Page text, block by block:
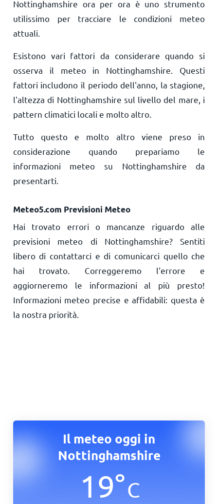
Nottinghamshire ora per ora è uno strumento
utilissimo per tracciare le condizioni meteo
attuali.
Esistono vari fattori da considerare quando si
osserva il meteo in Nottinghamshire. Questi
fattori includono il periodo dell'anno, la stagione,
l'altezza di Nottinghamshire sul livello del mare, i
pattern climatici locali e molto altro.
Tutto questo e molto altro viene preso in
considerazione quando prepariamo le
informazioni meteo su Nottinghamshire da
presentarti.
Meteo5.com Previsioni Meteo
Hai trovato errori o mancanze riguardo alle
previsioni meteo di Nottinghamshire? Sentiti
libero di contattarci e di comunicarci quello che
hai trovato. Correggeremo l'errore e
aggiorneremo le informazioni al più presto!
Informazioni meteo precise e affidabili: questa è
la nostra priorità.
Il meteo oggi in
Nottinghamshire
19°C